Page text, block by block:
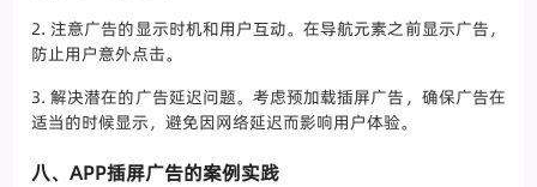
2. 注意广告的显示时机和用户互动。在导航元素之前显示广告，
防止用户意外点击。
3. 解决潜在的广告延迟问题。考虑预加载插屏广告，确保广告在
适当的时候显示，避免因网络延迟而影响用户体验。
八、APP插屏广告的案例实践